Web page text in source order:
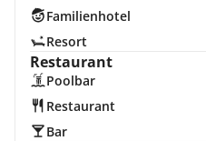
Familienhotel
Resort
Restaurant
Poolbar
Restaurant
Bar